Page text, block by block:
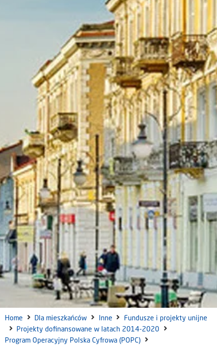
Home Dla mieszkańców Inne
Fundusze i projekty unijne
Projekty dofinansowane w latach 2014-2020
Program Operacyjny Polska Cyfrowa (POPC)